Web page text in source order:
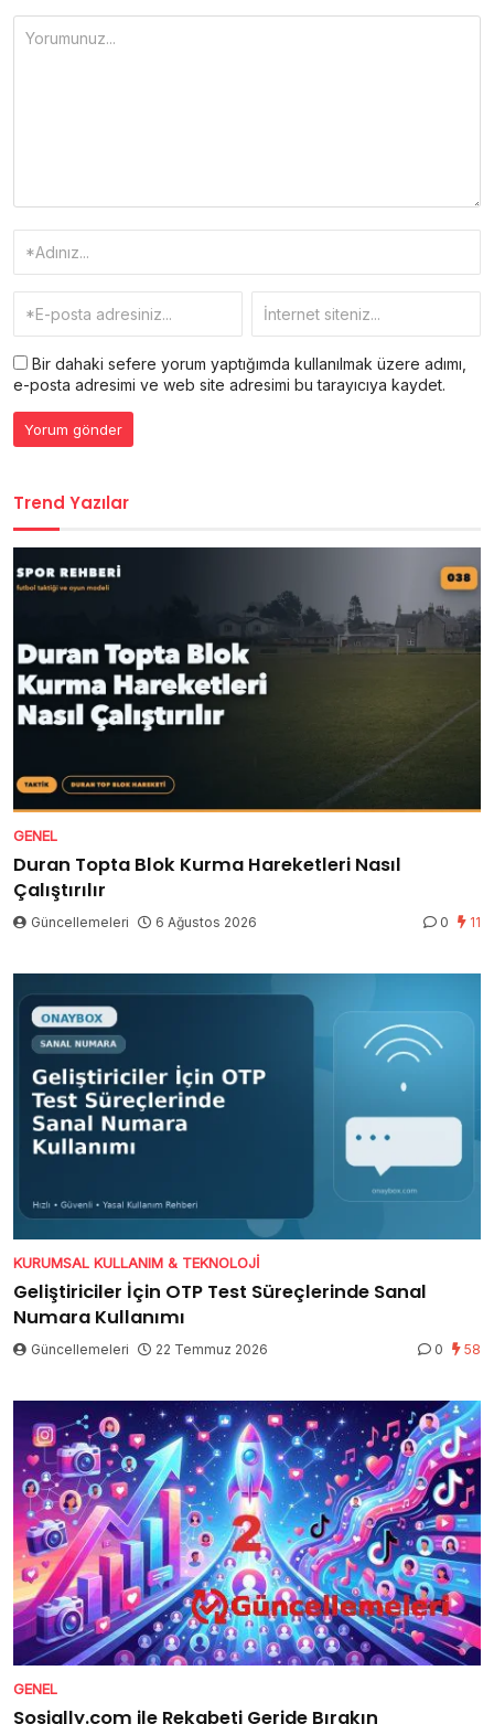
Bir dahaki sefere yorum yaptığımda kullanılmak üzere adımı,
e-posta adresimi ve web site adresimi bu tarayıcıya kaydet.
Trend Yazılar
GENEL
Duran Topta Blok Kurma Hareketleri Nasıl
Çalıştırılır
Güncellemeleri 6 Ağustos 2026 0 11
KURUMSAL KULLANIM & TEKNOLOJI
Geliştiriciler İçin OTP Test Süreçlerinde Sanal
Numara Kullanımı
Güncellemeleri 22 Temmuz 2026 0 58
GENEL
Sosially.com ile Rekabeti Geride Bırakın